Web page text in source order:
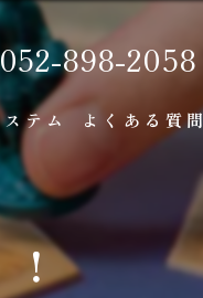
898-2058
テム よくある質問
！